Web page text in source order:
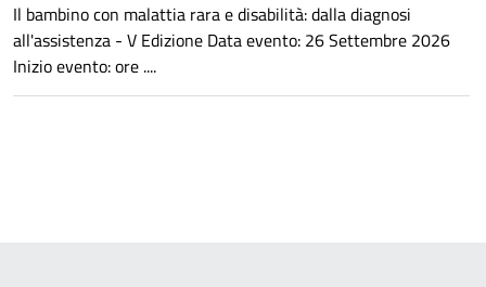
Il bambino con malattia rara e disabilità: dalla diagnosi
all'assistenza - V Edizione Data evento: 26 Settembre 2026
Inizio evento: ore ....